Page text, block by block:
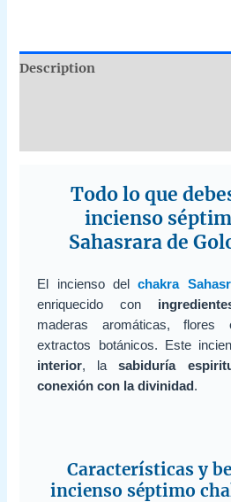
B2B
quantity
Description
Todo lo que
incienso
Sahasrara de
El incienso delchakra
enriquecido con
maderas aromáticas, flores
extractos botánicos. Este
interior, lasabiduría
conexión con la divinidad .
Características y
incienso séptimo